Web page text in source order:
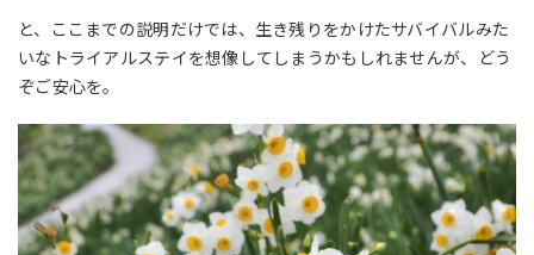
と、ここまでの説明だけでは、生き残りをかけたサバイバルみた
いなトライアルステイを想像してしまうかもしれませんが、どう
ぞご安心を。